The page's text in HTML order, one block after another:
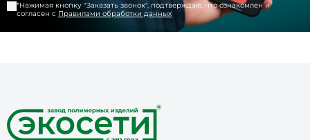
*Нажимая кнопку "Заказать звонок", подтверждаю, что ознакомлен и
согласен с Правилами обработки данных